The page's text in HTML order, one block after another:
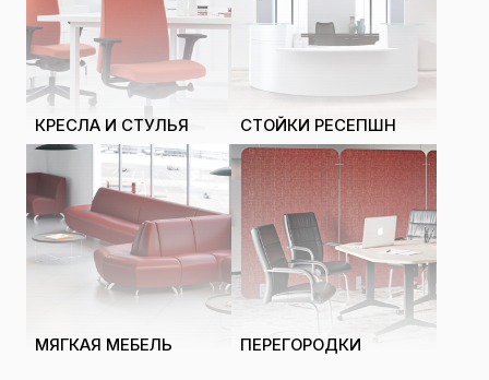
КРЕСЛА И СТУЛЬЯ СТОЙКИ РЕСЕПШН
МЯГКАЯ МЕБЕЛЬ ПЕРЕГОРОДКИ